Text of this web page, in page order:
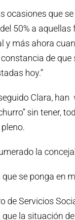
ocasiones que
50% a
y más ahora
de
hoy.”
Clara,
sin tener,
la
se ponga en
de Servicios
la situación